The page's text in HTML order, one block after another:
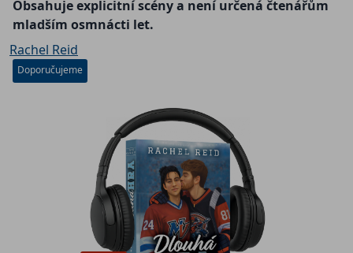
Obsahuje explicitní scény a není určená čtenářům
mladším osmnácti let.
Rachel Reid
Doporučujeme